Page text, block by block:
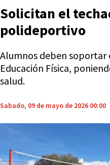
Solicitan el
polideportivo
Alumnos deben
Educación Física,
salud.
Sabado, 09 de mayo de 2026 00:00